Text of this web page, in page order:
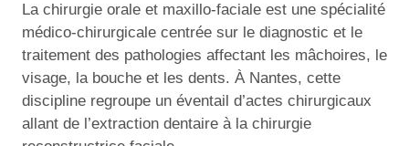
La chirurgie orale et maxillo-faciale est une spécialité
médico-chirurgicale centrée sur le diagnostic et le
traitement des pathologies affectant les mâchoires, le
visage, la bouche et les dents. À Nantes, cette
discipline regroupe un éventail d’actes chirurgicaux
allant de l’extraction dentaire à la chirurgie